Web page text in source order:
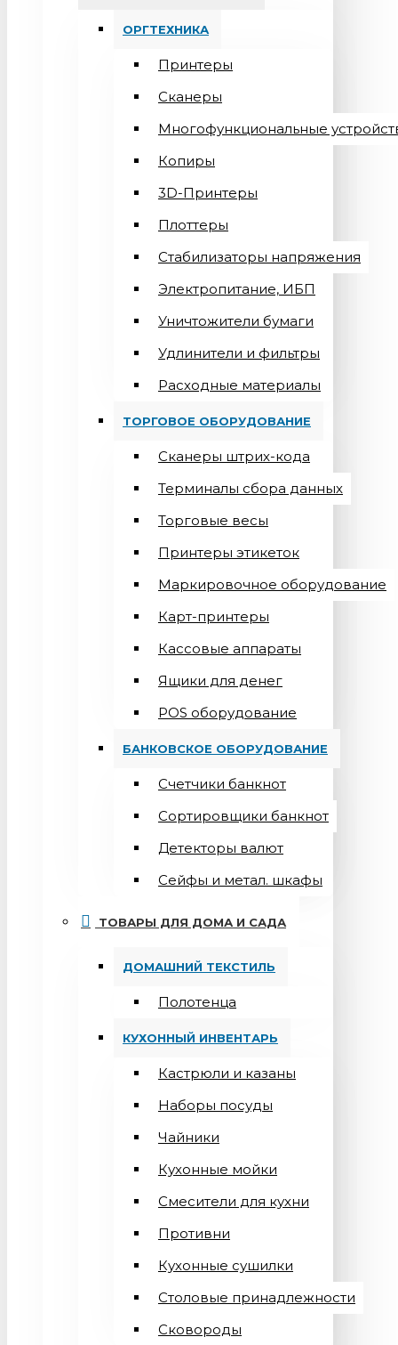
ОРГТЕХНИКА
Принтеры
Сканеры
Многофункциональные
Копиры
3D-Принтеры
Плоттеры
Стабилизаторы напряжения
Электропитание, ИБП
Уничтожители бумаги
Удлинители и фильтры
Расходные материалы
ТОРГОВОЕ ОБОРУДОВАНИЕ
Сканеры штрих-кода
Терминалы сбора данных
Торговые весы
Принтеры этикеток
Маркировочное оборудование
Карт-принтеры
Кассовые аппараты
Ящики для денег
POS оборудование
БАНКОВСКОЕ ОБОРУДОВАНИЕ
Счетчики банкнот
Сортировщики банкнот
Детекторы валют
Сейфы и метал. шкафы
ТОВАРЫ ДЛЯ ДОМА И САДА
ДОМАШНИЙ ТЕКСТИЛЬ
Полотенца
КУХОННЫЙ ИНВЕНТАРЬ
Кастрюли и казаны
Наборы посуды
Чайники
Кухонные мойки
Смесители для кухни
Противни
Кухонные сушилки
Столовые принадлежности
Сковороды